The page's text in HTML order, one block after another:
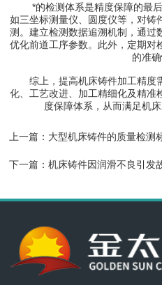
*的检测体系是精度保障的最后
如三坐标测量仪、圆度仪等，对铸
测。建立检测数据追溯机制，通过
优化前道工序参数。此外，定期对
的准确
综上，提高机床铸件加工精度
化、工艺改进、加工精细化及精准
度保障体系，从而满足机
上一篇： 大型机床铸件的质量检测
下一篇：机床铸件因润滑不良引发